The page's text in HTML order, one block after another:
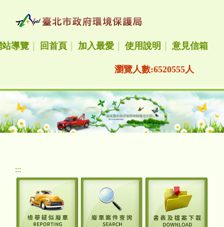
站導覽 回首頁 加入最愛 使用說明 意見信箱
瀏覽人數:6520555人
:::